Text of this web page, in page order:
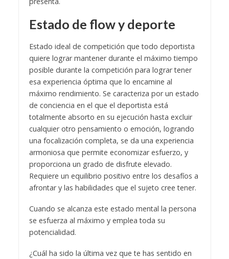
Estado de flow y deporte
Estado ideal de competición que todo deportista
quiere lograr mantener durante el máximo tiempo
posible durante la competición para lograr tener
esa experiencia óptima que lo encamine al
máximo rendimiento. Se caracteriza por un estado
de conciencia en el que el deportista está
totalmente absorto en su ejecución hasta excluir
cualquier otro pensamiento o emoción, logrando
una focalización completa, se da una experiencia
armoniosa que permite economizar esfuerzo, y
proporciona un grado de disfrute elevado.
Requiere un equilibrio positivo entre los desafíos a
afrontar y las habilidades que el sujeto cree tener.
Cuando se alcanza este estado mental la persona
se esfuerza al máximo y emplea toda su
potencialidad.
¿Cuál ha sido la última vez que te has sentido en